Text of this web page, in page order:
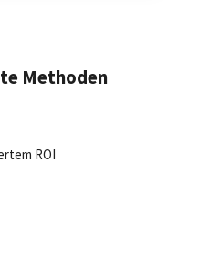
Methoden
ROI